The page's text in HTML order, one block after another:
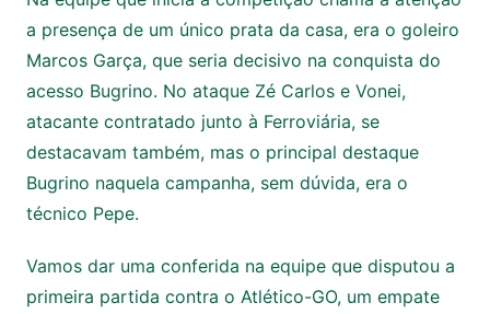
a presença de um único prata da casa, era o goleiro
Marcos Garça, que seria decisivo na conquista do
acesso Bugrino. No ataque Zé Carlos e Vonei,
atacante contratado junto à Ferroviária, se
destacavam também, mas o principal destaque
Bugrino naquela campanha, sem dúvida, era o
técnico Pepe.
Vamos dar uma conferida na equipe que disputou a
primeira partida contra o Atlético-GO, um empate